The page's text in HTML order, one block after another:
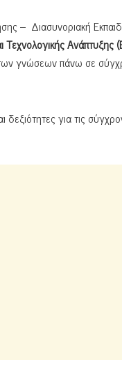
– Διασυνοριακή
Τεχνολογικής Ανάπτυξης
γνώσεων πάνω σε
για τις